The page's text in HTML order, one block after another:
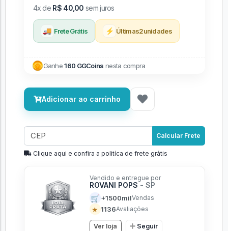
4x de R$ 40,00 sem juros
🚚 Frete Grátis ⚡ Últimas2unidades
Ganhe160 GGCoins nesta compra
Adicionar ao carrinho
Calcular Frete
Clique aqui e confira a politíca de frete grátis
Vendido e entregue por
ROVANI POPS - SP
🛒 +1500milVendas
★ 1136Avaliações
Ver loja Seguir